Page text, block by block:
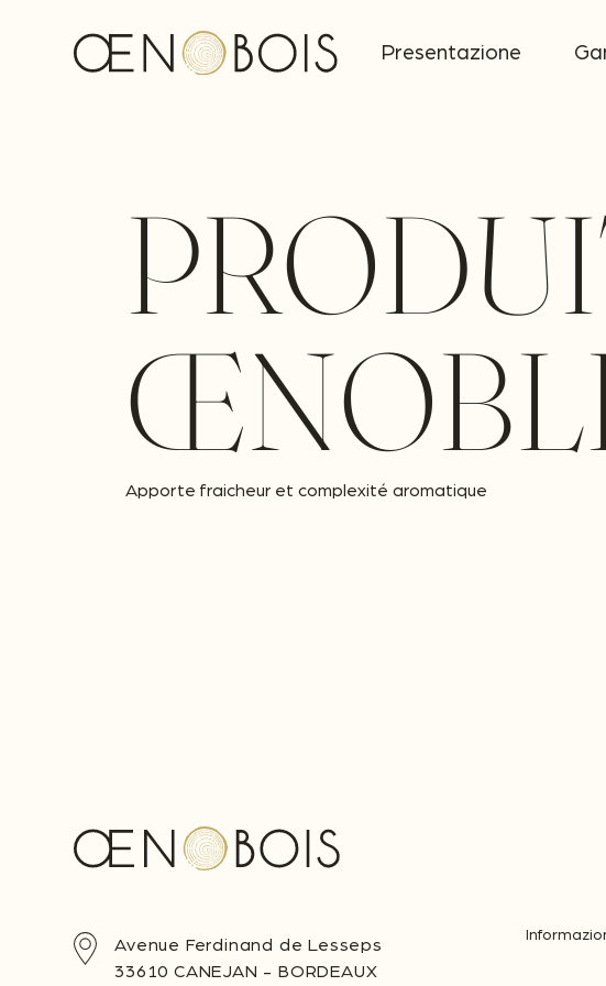
Presentazione
Apporte fraicheur et complexité aromatique
Avenue Ferdinand de Lesseps
33610 CANEJAN - BORDEAUX